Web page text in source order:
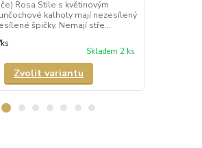
Rosa Stile s květinovým
kalhoty mají nezesílený
špičky. Nemají stře...
ks
Skladem 2 ks
Zvolit variantu